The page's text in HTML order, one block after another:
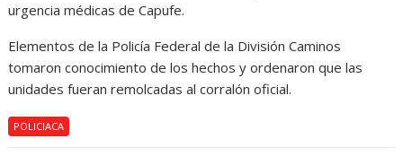
urgencia médicas de Capufe.
Elementos de la Policía Federal de la División Caminos
tomaron conocimiento de los hechos y ordenaron que las
unidades fueran remolcadas al corralón oficial.
POLICIACA